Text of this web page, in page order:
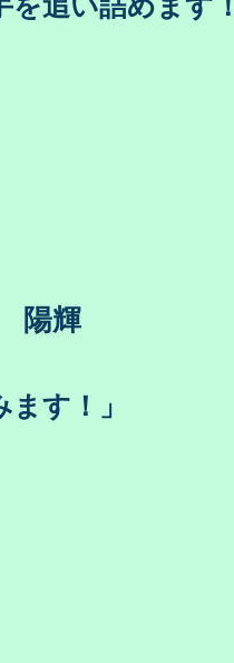
陽輝
ます！」